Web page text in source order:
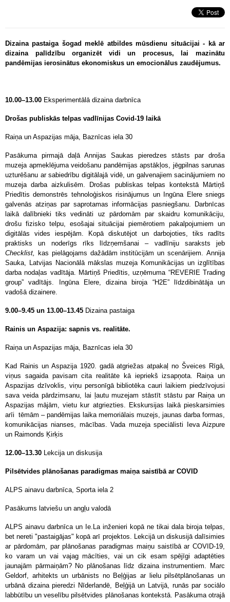
Dizaina pastaiga šogad meklē atbildes mūsdienu situācijai - kā ar
dizaina palīdzību organizēt vidi un procesus, lai mazinātu
pandēmijas ierosinātus ekonomiskus un emocionālus zaudējumus.
10.00–13.00 Eksperimentālā dizaina darbnīca
Drošas publiskās telpas vadlīnijas Covid-19 laikā
Raiņa un Aspazijas māja, Baznīcas iela 30
Pasākuma pirmajā daļā Annijas Saukas pieredzes stāsts par droša
muzeja apmeklējuma veidošanu pandēmijas apstākļos, jēgpilnas sarunas
uzturēšanu ar sabiedrību digitālajā vidē, un galvenajiem sacinājumiem no
muzeja darba aizkulisēm. Drošas publiskas telpas kontekstā Mārtiņš
Priedītis demonstrēs tehnoloģiskos risinājumus un Ingūna Elere sniegs
galvenās atziņas par saprotamas informācijas pasniegšanu.
Darbnīcas
laikā dalībnieki tiks vedināti uz pārdomām par skaidru komunikāciju,
drošu fizisko telpu, esošajai situācijai piemērotiem pakalpojumiem un
digitālās vides iespējām. Kopā diskutējot un darbojoties, tiks radīts
praktisks un noderīgs rīks līdzņemšanai – vadlīniju saraksts jeb
Checklist,
kas pielāgojams dažādām institūcijām un scenārijiem.Annija
Sauka, Latvijas Nacionālā mākslas muzeja Komunikācijas un izglītības
darba nodaļas vadītāja. Mārtiņš Priedītis, uzņēmuma “REVERIE Trading
group” vadītājs. Ingūna Elere, dizaina biroja “H2E” līdzdibinātāja un
vadošā dizainere.
9.00–9.45 un 13.00–13.45 Dizaina pastaiga
Rainis un Aspazija: sapnis vs. realitāte.
Raiņa un Aspazijas māja, Baznīcas iela 30
Kad Rainis un Aspazija 1920. gadā atgriežas atpakaļ no Šveices Rīgā,
viņus sagaida pavisam cita realitāte kā iepriekš izsapņota. Raiņa un
Aspazijas dzīvoklis, viņu personīgā bibliotēka cauri laikiem piedzīvojusi
sava veida pārdzimsanu, lai ļautu muzejam stāstīt stāstu par Raiņa un
Aspazijas mājām, vietu kur atgriezties. Ekskursijas laikā pieskarsimies
arīi tēmām – pandēmijas laika memoriālais muzejs, jaunas darba formas,
komunikācijas nianses, mācības. Vada muzeja speciālisti Ieva Aizpure
un Raimonds Ķirķis
12.00–13.30 Lekcija un diskusija
Pilsētvides plānošanas paradigmas maiņa saistībā ar COVID
ALPS ainavu darbnīca, Sporta iela 2
Pasākums latviešu un angļu valodā
ALPS ainavu darbnīca un Ie.La inženieri kopā ne tikai dala biroja telpas,
bet nereti "pastaigājas" kopā arī projektos. Lekcijā un diskusijā dalīsimies
ar pārdomām, par plānošanas paradigmas maiņu saistībā ar COVID-19,
ko varam un vai vajag mācīties, vai un cik esam spējīgi adaptēties
jaunajām pārmaiņām? No plānošanas līdz dizaina instrumentiem. Marc
Geldorf, arhitekts un urbānists no Beļģijas ar lielu pilsētplānošanas un
urbānā dizaina pieredzi Nīderlandē, Beļģijā un Latvijā, runās par sociālo
labbūtību un veselību pilsētvides plānošanas kontekstā. Pasākuma otrajā